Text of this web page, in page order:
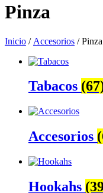
Pinza
Inicio / Accesorios / Pinza
Tabacos
Accesorios
Hookahs